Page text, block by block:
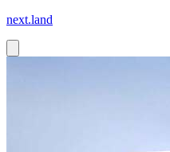
next.land